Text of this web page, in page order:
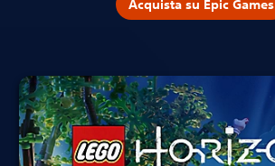
Acquista su Epic Games